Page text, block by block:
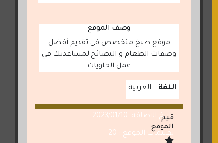
وصف الموقع
موقع طبخ متخصص في تقديم أفضل
وصفات الطعام و النصائح لمساعدتك في
عمل الحلويات
اللغة العربية
تاريخ الاضافة: 2023/01/10
تقييمات الموقع : 20
قيم
الموقع